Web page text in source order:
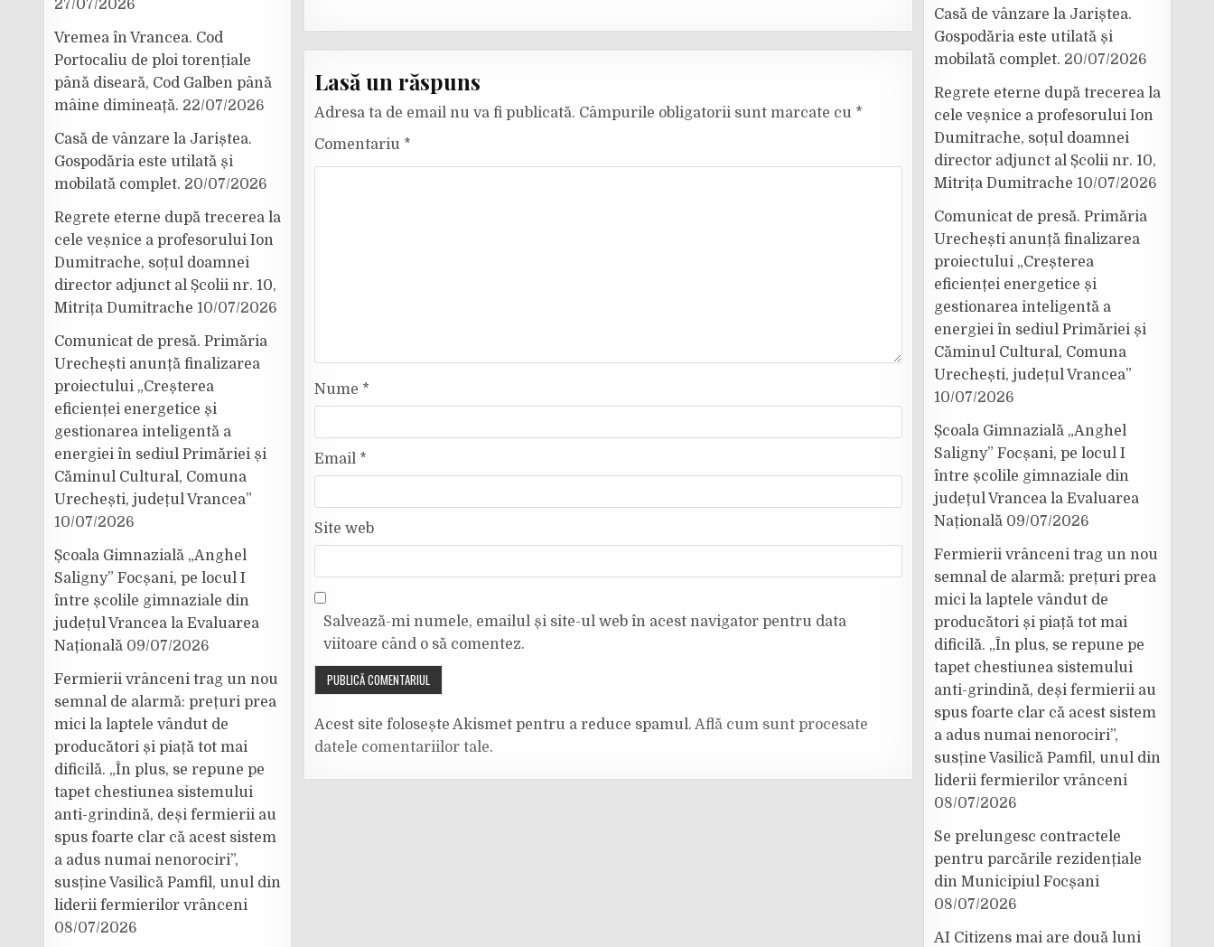
Lasă un răspuns
Adresa ta de email nu va fi publicată. Câmpurile obligatorii sunt marcate cu *
Comentariu *
Nume *
Email *
Site web
Salvează-mi numele, emailul și site-ul web în acest navigator pentru data
viitoare când o să comentez.
Acest site folosește Akismet pentru a reduce spamul. Află cum sunt procesate
datele comentariilor tale.
27/07/2026
Vremea în Vrancea. Cod
Portocaliu de ploi torențiale
până diseară, Cod Galben până
mâine dimineață. 22/07/2026
Casă de vânzare la Jariștea.
Gospodăria este utilată și
mobilată complet. 20/07/2026
Regrete eterne după trecerea la
cele veșnice a profesorului Ion
Dumitrache, soțul doamnei
director adjunct al Școlii nr. 10,
Mitrița Dumitrache 10/07/2026
Comunicat de presă. Primăria
Urechești anunță finalizarea
proiectului „Creșterea
eficienței energetice și
gestionarea inteligentă a
energiei în sediul Primăriei și
Căminul Cultural, Comuna
Urechești, județul Vrancea”
10/07/2026
Școala Gimnazială „Anghel
Saligny” Focșani, pe locul I
între școlile gimnaziale din
județul Vrancea la Evaluarea
Națională 09/07/2026
Fermierii vrânceni trag un nou
semnal de alarmă: prețuri prea
mici la laptele vândut de
producători și piață tot mai
dificilă. „În plus, se repune pe
tapet chestiunea sistemului
anti-grindină, deși fermierii au
spus foarte clar că acest sistem
a adus numai nenorociri”,
susține Vasilică Pamfil, unul din
liderii fermierilor vrânceni
08/07/2026
Casă de vânzare la Jariștea.
Gospodăria este utilată și
mobilată complet. 20/07/2026
Regrete eterne după trecerea la
cele veșnice a profesorului Ion
Dumitrache, soțul doamnei
director adjunct al Școlii nr. 10,
Mitrița Dumitrache 10/07/2026
Comunicat de presă. Primăria
Urechești anunță finalizarea
proiectului „Creșterea
eficienței energetice și
gestionarea inteligentă a
energiei în sediul Primăriei și
Căminul Cultural, Comuna
Urechești, județul Vrancea”
10/07/2026
Școala Gimnazială „Anghel
Saligny” Focșani, pe locul I
între școlile gimnaziale din
județul Vrancea la Evaluarea
Națională 09/07/2026
Fermierii vrânceni trag un nou
semnal de alarmă: prețuri prea
mici la laptele vândut de
producători și piață tot mai
dificilă. „În plus, se repune pe
tapet chestiunea sistemului
anti-grindină, deși fermierii au
spus foarte clar că acest sistem
a adus numai nenorociri”,
susține Vasilică Pamfil, unul din
liderii fermierilor vrânceni
08/07/2026
Se prelungesc contractele
pentru parcările rezidențiale
din Municipiul Focșani
08/07/2026
AI Citizens mai are două luni